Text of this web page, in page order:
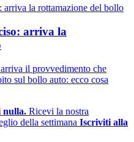
arriva la
il provvedimento che
sul bollo auto: ecco cosa
nulla. Ricevi la nostra
della settimana Iscriviti alla